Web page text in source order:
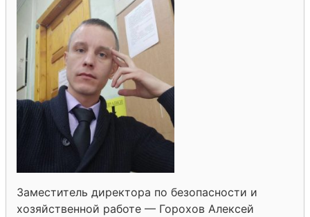
Заместитель директора по безопасности и
хозяйственной работе — Горохов Алексей